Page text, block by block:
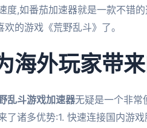
度,如番茄加速器就是一款不错
的游戏《荒野乱斗》了。
海外玩家带
乱斗游戏加速器无疑是一个非常
了诸多优势:1. 快速连接国内游